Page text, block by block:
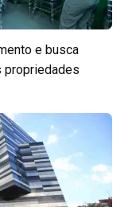
e busca
propriedades